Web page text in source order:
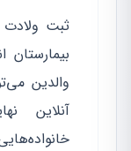
والدین
آنلاین